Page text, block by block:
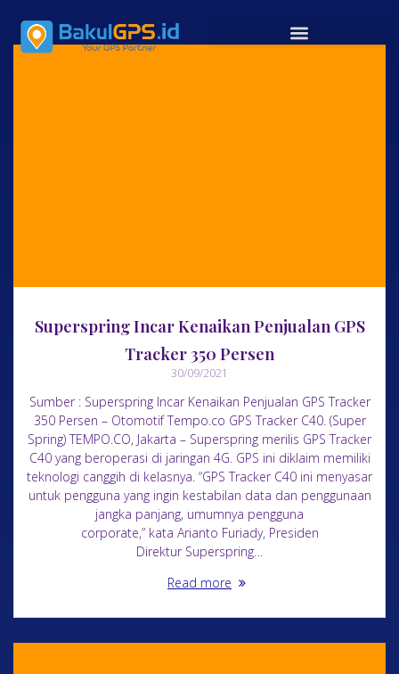
Superspring Incar Kenaikan Penjualan GPS
Tracker 350 Persen
30/09/2021
Sumber : Superspring Incar Kenaikan Penjualan GPS Tracker
350 Persen – Otomotif Tempo.co GPS Tracker C40. (Super
Spring) TEMPO.CO, Jakarta – Superspring merilis GPS Tracker
C40 yang beroperasi di jaringan 4G. GPS ini diklaim memiliki
teknologi canggih di kelasnya. “GPS Tracker C40 ini menyasar
untuk pengguna yang ingin kestabilan data dan penggunaan
jangka panjang, umumnya pengguna
corporate,” kata Arianto Furiady, Presiden
Direktur Superspring…
Read more